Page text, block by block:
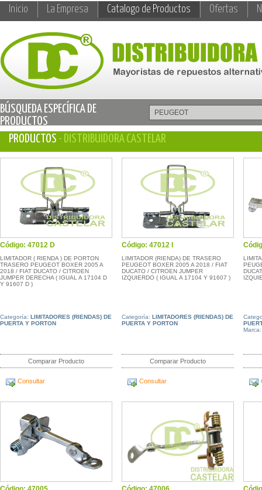
Inicio La Empresa Catalogo de Productos Ofertas
BÚSQUEDA ESPECÍFICA DE
PRODUCTOS
PRODUCTOS - DISTRIBUIDORA CASTELAR
Código: 47012 D
LIMITADOR ( RIENDA ) DE PORTON
TRASERO PEUGEOT BOXER 2005 A
2018 / FIAT DUCATO / CITROEN
JUMPER DERECHA ( IGUAL A 17104 D
Y 91607 D )
Categoría: LIMITADORES (RIENDAS) DE
PUERTA Y PORTON
Comparar Producto
Consultar
Código: 47012 I
LIMITADOR (RIENDA) DE TRASERO
PEUGEOT BOXER 2005 A 2018 / FIAT
DUCATO / CITROEN JUMPER
IZQUIERDO ( IGUAL A 17104 Y 91607 )
Categoría: LIMITADORES (RIENDAS) DE
PUERTA Y PORTON
Comparar Producto
Consultar